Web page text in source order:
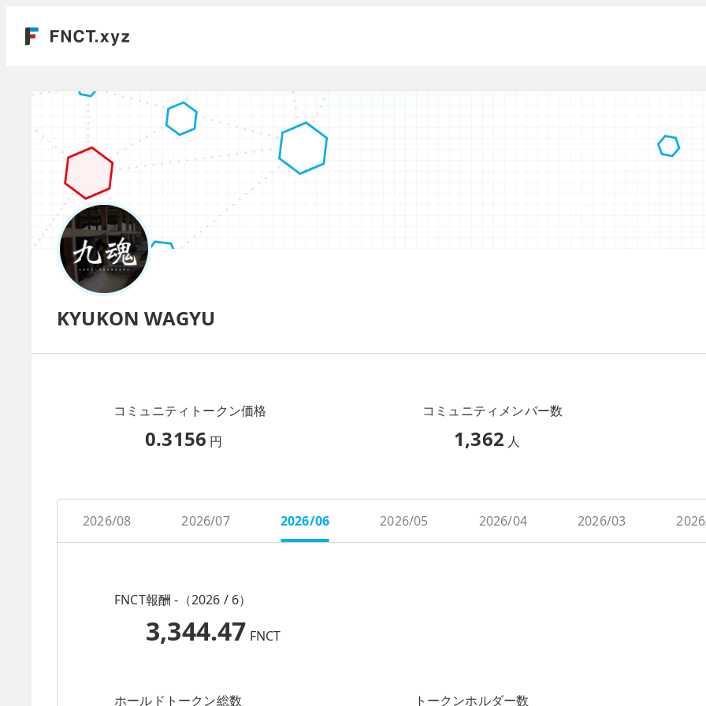
KYUKON WAGYU
コミュニティトークン価格
0.3156 円
コミュニティメンバー数
1,362 人
2026/08 2026/07 2026/06 2026/05 2026/04 2026/03
FNCT報酬 -（2026 / 6）
3,344.47 FNCT
ホールドトークン総数 トークンホルダー数